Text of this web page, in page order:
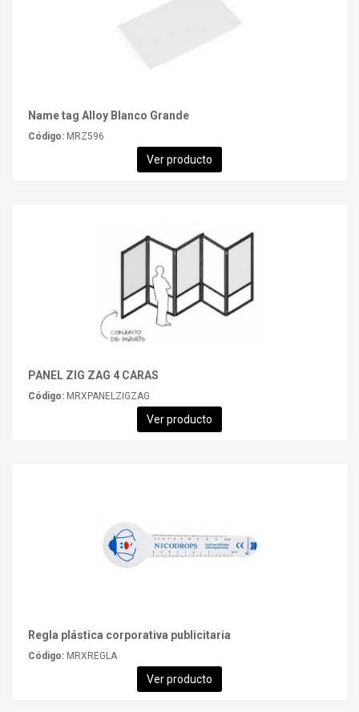
Name tag Alloy Blanco Grande
Código: MRZ596
Ver producto
PANEL ZIG ZAG 4 CARAS
Código: MRXPANELZIGZAG
Ver producto
Regla plástica corporativa publicitaria
Código: MRXREGLA
Ver producto